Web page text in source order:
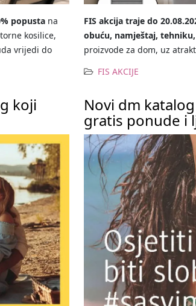
popusta na
kosilice,
vrijedi do
FIS akcija traje do
obuću, namještaj,
proizvode za dom, uz
FIS AKCIJE
koji Novi dm
gratis ponude i